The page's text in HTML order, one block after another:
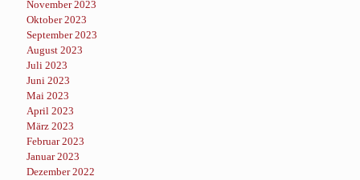
November 2023
Oktober 2023
September 2023
August 2023
Juli 2023
Juni 2023
Mai 2023
April 2023
März 2023
Februar 2023
Januar 2023
Dezember 2022